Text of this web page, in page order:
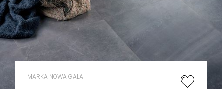
MARKA NOWA GALA